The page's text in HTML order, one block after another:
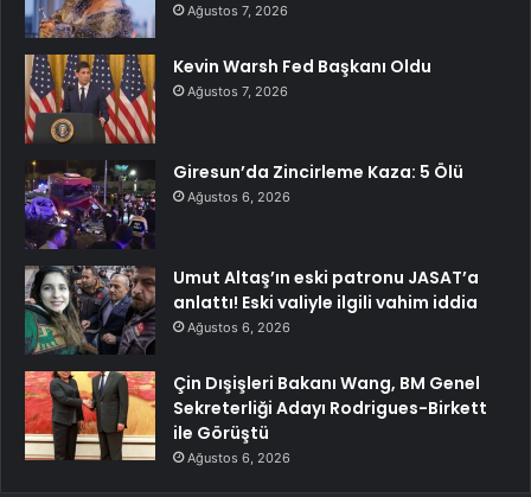
Ağustos 7, 2026
Kevin Warsh Fed Başkanı Oldu
Ağustos 7, 2026
Giresun’da Zincirleme Kaza: 5 Ölü
Ağustos 6, 2026
Umut Altaş’ın eski patronu JASAT’a
anlattı! Eski valiyle ilgili vahim iddia
Ağustos 6, 2026
Çin Dışişleri Bakanı Wang, BM Genel
Sekreterliği Adayı Rodrigues-Birkett
ile Görüştü
Ağustos 6, 2026